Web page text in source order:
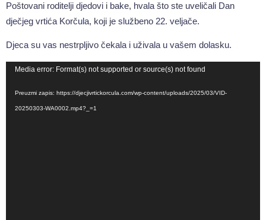
Poštovani roditelji djedovi i bake, hvala što ste uveličali Dan
dječjeg vrtića Korčula, koji je službeno 22. veljače.
Djeca su vas nestrpljivo čekala i uživala u vašem dolasku.
Reproduktor
Media error: Format(s) not supported or source(s) not found
Preuzmi zapis: https://djecjivrtickorcula.com/wp-content/uploads/2025/03/VID-
20250303-WA0002.mp4?_=1